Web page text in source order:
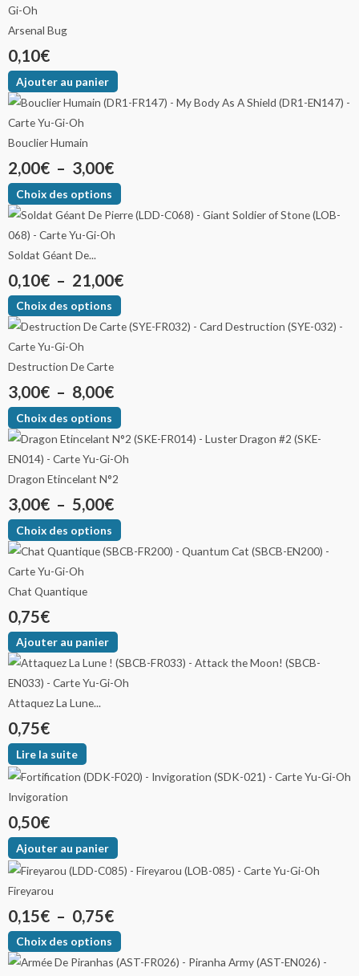
Arsenal Bug
0,10€
Ajouter au panier
Bouclier Humain
2,00€ – 3,00€
Choix des options
Soldat Géant De...
0,10€ – 21,00€
Choix des options
Destruction De Carte
3,00€ – 8,00€
Choix des options
Dragon Etincelant N°2
3,00€ – 5,00€
Choix des options
Chat Quantique
0,75€
Ajouter au panier
Attaquez La Lune...
0,75€
Lire la suite
Invigoration
0,50€
Ajouter au panier
Fireyarou
0,15€ – 0,75€
Choix des options